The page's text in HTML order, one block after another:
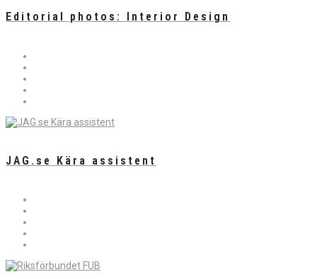
Editorial photos: Interior Design
JAG.se Kära assistent